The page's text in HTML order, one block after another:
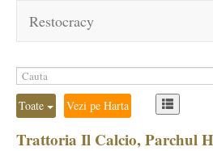
Restocracy
Toate Vezi pe Harta
Trattoria Il Calcio, Parchul